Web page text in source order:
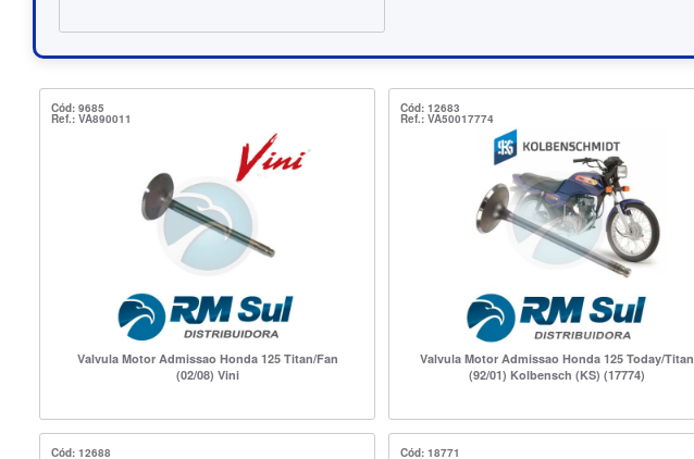
Cód: 9685
Ref.: VA890011
Valvula Motor Admissao Honda 125 Titan/Fan
(02/08) Vini
Cód: 12683
Ref.: VA50017774
Valvula Motor Admissao Honda 125 Today/Titan
(92/01) Kolbensch (KS) (17774)
Cód: 12688 Cód: 18771